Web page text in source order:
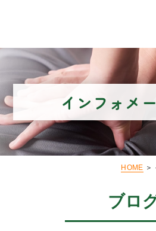
インフォメ
HOME ＞
ブロ